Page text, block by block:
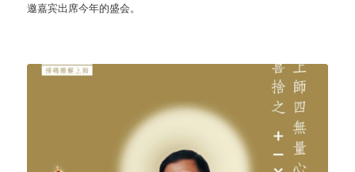
邀嘉宾出席今年的盛会。